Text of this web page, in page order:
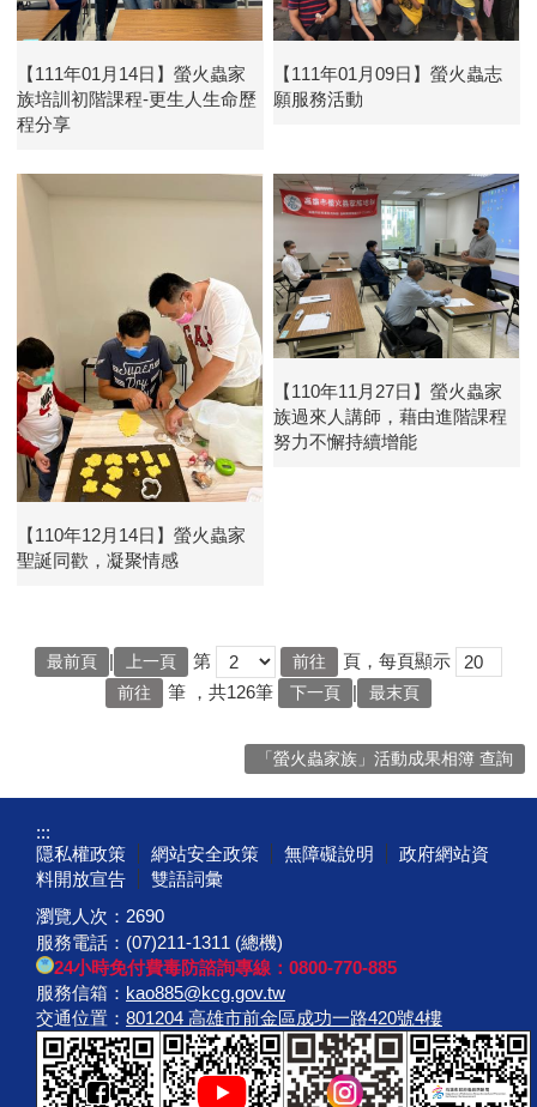
【111年01月14日】螢火蟲家
族培訓初階課程-更生人生命歷
程分享
【111年01月09日】螢火蟲志
願服務活動
【110年12月14日】螢火蟲家
聖誕同歡，凝聚情感
【110年11月27日】螢火蟲家
族過來人講師，藉由進階課程
努力不懈持續增能
最前頁 | 上一頁 第
頁，每頁顯示
筆 ，共126筆 下一頁 | 最末頁
「螢火蟲家族」活動成果相簿 查詢
:::
隱私權政策
網站安全政策 無障礙說明
政府網站資
料開放宣告
雙語詞彙
瀏覽人次： 2690
服務電話：(07)211-1311 (總機)
24小時免付費毒防諮詢專線：0800-770-885
服務信箱： kao885@kcg.gov.tw
交通位置： 801204 高雄市前金區成功一路420號4樓